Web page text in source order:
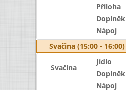
Příloha
Doplněk
Nápoj
Svačina (15:00 - 16:00)
Svačina
Jídlo
Doplněk
Nápoj